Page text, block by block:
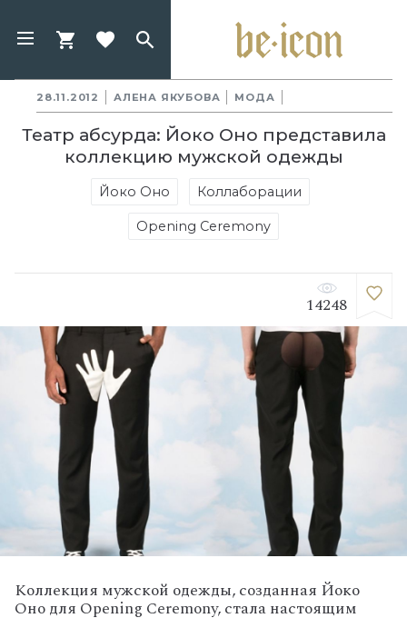
28.11.2012 АЛЕНА ЯКУБОВА МОДА
Театр абсурда: Йоко Оно представила
коллекцию мужской одежды
Йоко Оно Коллаборации
Opening Ceremony
14248
Коллекция мужской одежды, созданная Йоко
Оно для Opening Ceremony, стала настоящим